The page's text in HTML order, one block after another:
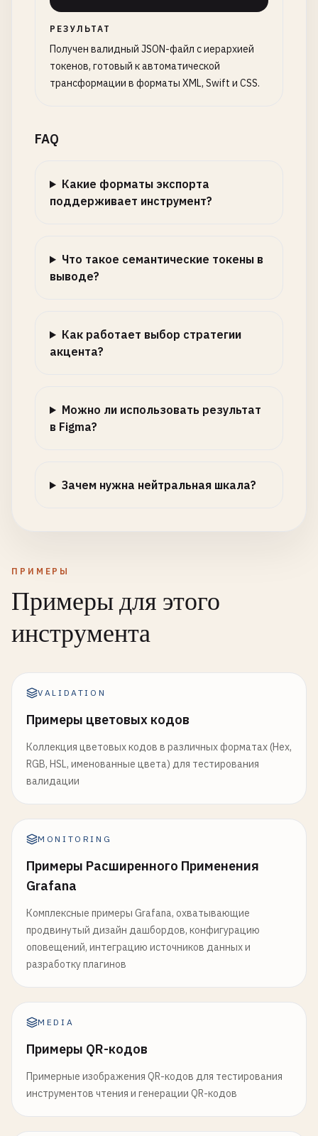
РЕЗУЛЬТАТ
Получен валидный JSON-файл с иерархией
токенов, готовый к автоматической
трансформации в форматы XML, Swift и CSS.
FAQ
Какие форматы экспорта
поддерживает инструмент?
Что такое семантические токены в
выводе?
Как работает выбор стратегии
акцента?
Можно ли использовать результат
в Figma?
Зачем нужна нейтральная шкала?
ПРИМЕРЫ
Примеры для этого
инструмента
VALIDATION
Примеры цветовых кодов
Коллекция цветовых кодов в различных форматах (Hex,
RGB, HSL, именованные цвета) для тестирования
валидации
MONITORING
Примеры Расширенного Применения
Grafana
Комплексные примеры Grafana, охватывающие
продвинутый дизайн дашбордов, конфигурацию
оповещений, интеграцию источников данных и
разработку плагинов
MEDIA
Примеры QR-кодов
Примерные изображения QR-кодов для тестирования
инструментов чтения и генерации QR-кодов